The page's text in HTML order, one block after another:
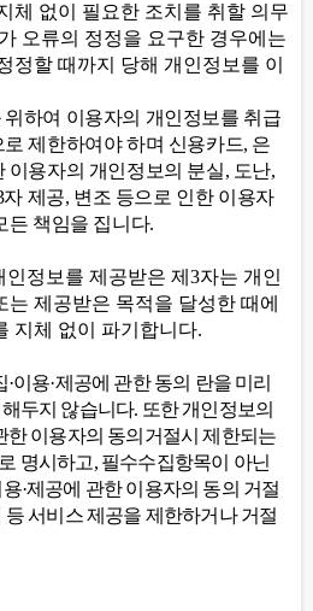
체 없이 필요한 조치를 취할 의무
오류의 정정을 요구한 경우에는
정할 때까지 당해 개인정보를 이
위하여 이용자의 개인정보를 취급
제한하여야 하며 신용카드, 은
이용자의 개인정보의 분실, 도난,
자 제공, 변조 등으로 인한 이용자
든 책임을 집니다.
정보를 제공받은 제 3자는 개인
는 제공받은 목적을 달성한 때에
지체 없이 파기합니다.
·이용·제공에 관한 동의 란을 미리
두지 않습니다. 또한 개인정보의
한 이용자의 동의거절시 제한되는
명시하고, 필수수집항목이 아닌
용·제공에 관한 이용자의 동의 거절
서비스 제공을 제한하거나 거절